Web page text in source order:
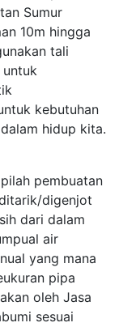
Sumur
10m hingga
tali
untuk
kebutuhan
hidup kita.
pembuatan
digenjot
dari dalam
air
yang mana
pipa
oleh Jasa
sesuai